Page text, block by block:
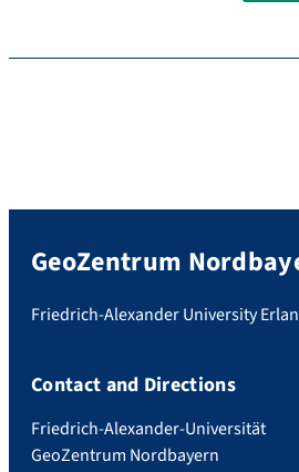
GeoZentrum
Friedrich-Alexander University
Contact and Directions
Friedrich-Alexander-Universität
GeoZentrum Nordbayern